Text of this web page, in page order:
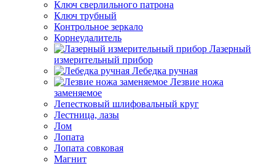
Ключ сверлильного патрона
Ключ трубный
Контрольное зеркало
Корнеудалитель
Лазерный
измерительный прибор
Лебедка ручная
Лезвие ножа
заменяемое
Лепестковый шлифовальный круг
Лестница, лазы
Лом
Лопата
Лопата совковая
Магнит